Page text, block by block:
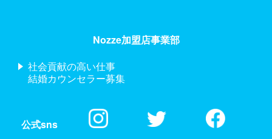
Nozze加盟店事業部
社会貢献の高い仕事
結婚カウンセラー募集
公式sns